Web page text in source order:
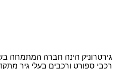
גירטרוניק הינה חברה המתמחה
רכבי ספורט ורכבים בעלי גיר